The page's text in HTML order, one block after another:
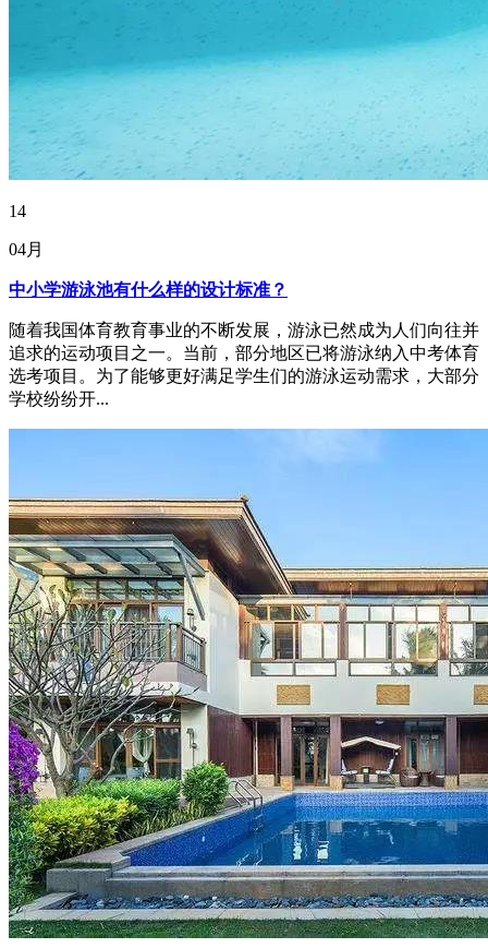
14
04月
中小学游泳池有什么样的设计标准？
随着我国体育教育事业的不断发展，游泳已然成为人们向往并
追求的运动项目之一。当前，部分地区已将游泳纳入中考体育
选考项目。为了能够更好满足学生们的游泳运动需求，大部分
学校纷纷开...